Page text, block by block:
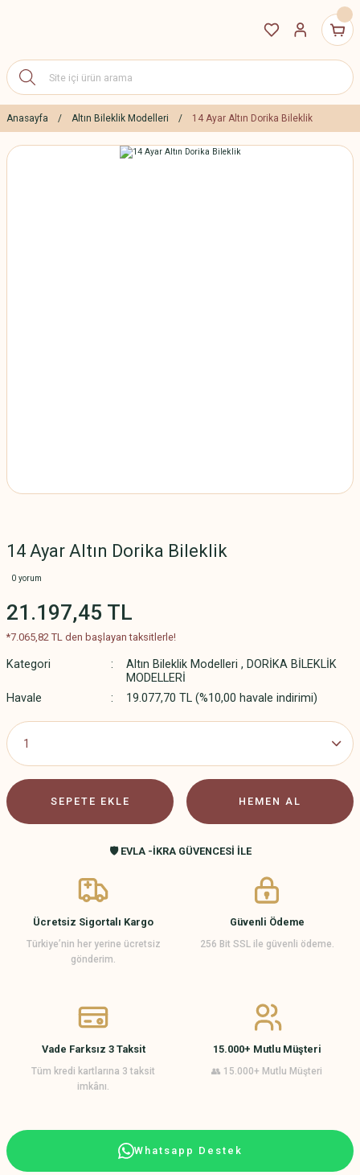
Anasayfa Altın Bileklik Modelleri 14 Ayar Altın Dorika Bileklik
14 Ayar Altın Dorika Bileklik
0 yorum
21.197,45 TL
*7.065,82 TL den başlayan taksitlerle!
Kategori Altın Bileklik Modelleri , DORİKA BİLEKLİK
MODELLERİ
Havale
19.077,70 TL (%10,00 havale indirimi)
SEPETE EKLE HEMEN AL
🛡️ EVLA -İKRA GÜVENCESİ İLE
Ücretsiz Sigortalı Kargo
Türkiye’nin her yerine ücretsiz
gönderim.
Güvenli Ödeme
256 Bit SSL ile güvenli ödeme.
Vade Farksız 3 Taksit
Tüm kredi kartlarına 3 taksit
imkânı.
15.000+ Mutlu Müşteri
👥 15.000+ Mutlu Müşteri
Whatsapp Destek